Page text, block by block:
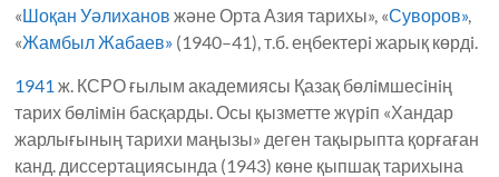
«Шоқан Уәлиханов және Орта Азия тарихы», «Суворов»,
«Жамбыл Жабаев» (1940–41), т.б. еңбектерi жарық көрдi.
1941 ж. КСРО ғылым академиясы Қазақ бөлiмшесiнiң
тарих бөлiмiн басқарды. Осы қызметте жүрiп «Хандар
жарлығының тарихи маңызы» деген тақырыпта қорғаған
канд. диссертациясында (1943) көне қыпшақ тарихына